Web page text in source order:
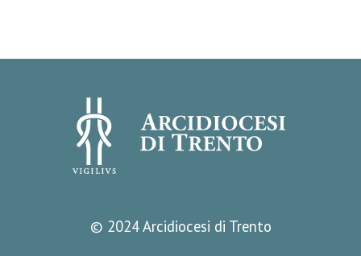
© 2024 Arcidiocesi di Trento